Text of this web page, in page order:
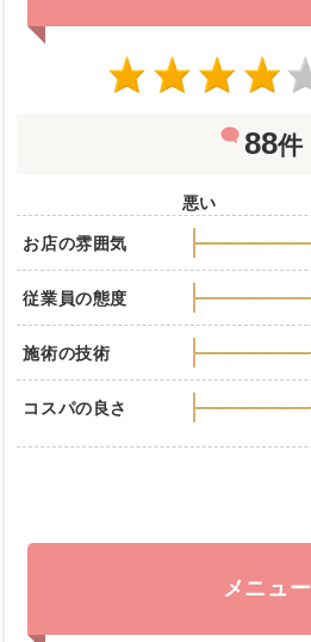
88件
悪い
お店の雰囲気
従業員の態度
施術の技術
コスパの良さ
メニュー